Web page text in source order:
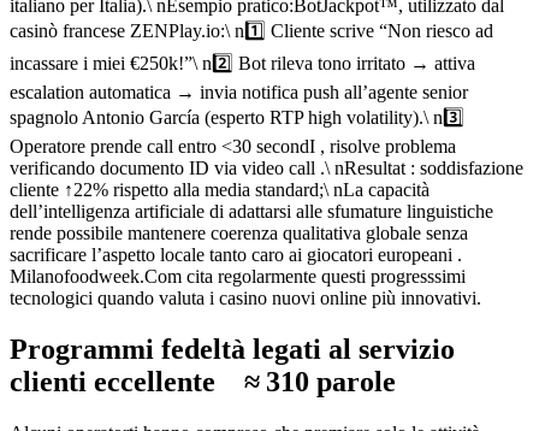
italiano per Italia).\ nEsempio pratico:BotJackpot™, utilizzato dal
casinò francese ZENPlay.io:\ n1️⃣ Cliente scrive “Non riesco ad
incassare i miei €250k!”\ n2️⃣ Bot rileva tono irritato → attiva
escalation automatica → invia notifica push all’agente senior
spagnolo Antonio García (esperto RTP high volatility).\ n3️⃣
Operatore prende call entro <30 secondI , risolve problema
verificando documento ID via video call .\ nResult​at : soddisfazione
cliente ↑22% rispetto alla media standard;\ nLa capacità
dell’intelligenza artificiale di adattarsi alle sfumature linguistiche
rende possibile mantenere coerenza qualitativa globale senza
sacrificare l’aspetto locale tanto caro ai giocatori europe­ani .
Milanofoodweek.Com cita regolarmente questi progress​simi
tecnologici quando valuta i casino nuovi online più innovativi.
Programmi fedeltà legati al servizio
clienti eccellente ≈ 310 parole